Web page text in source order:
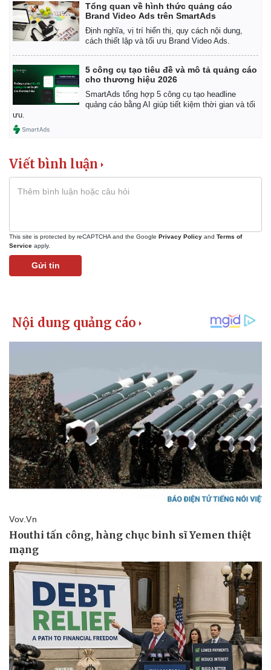
Tỷ giá
Chứng khoán
Giá cà phê
Tổng quan về hình thức quảng cáo
Brand Video Ads trên SmartAds
Định nghĩa, vị trí hiển thị, quy cách nội dung,
cách thiết lập và tối ưu Brand Video Ads.
5 công cụ tạo tiêu đề và mô tả quảng cáo
cho thương hiệu 2026
SmartAds tổng hợp 5 công cụ tạo headline
quảng cáo bằng AI giúp tiết kiệm thời gian và tối
ưu.
Viết bình luận
This site is protected by reCAPTCHA and the Google Privacy Policy and Terms of
Service apply.
Gửi tin